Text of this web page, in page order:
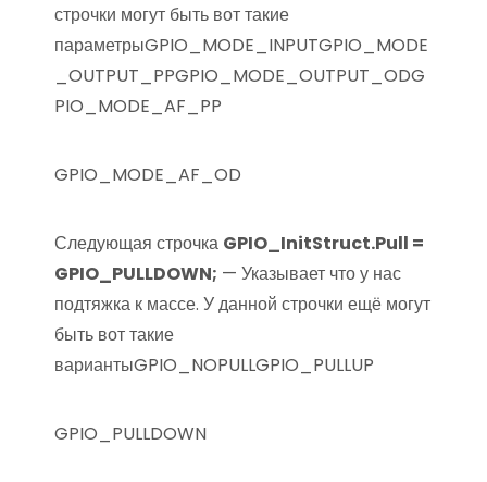
строчки могут быть вот такие
параметрыGPIO_MODE_INPUTGPIO_MODE
_OUTPUT_PPGPIO_MODE_OUTPUT_ODG
PIO_MODE_AF_PP
GPIO_MODE_AF_OD
Следующая строчка GPIO_InitStruct.Pull =
GPIO_PULLDOWN; — Указывает что у нас
подтяжка к массе. У данной строчки ещё могут
быть вот такие
вариантыGPIO_NOPULLGPIO_PULLUP
GPIO_PULLDOWN